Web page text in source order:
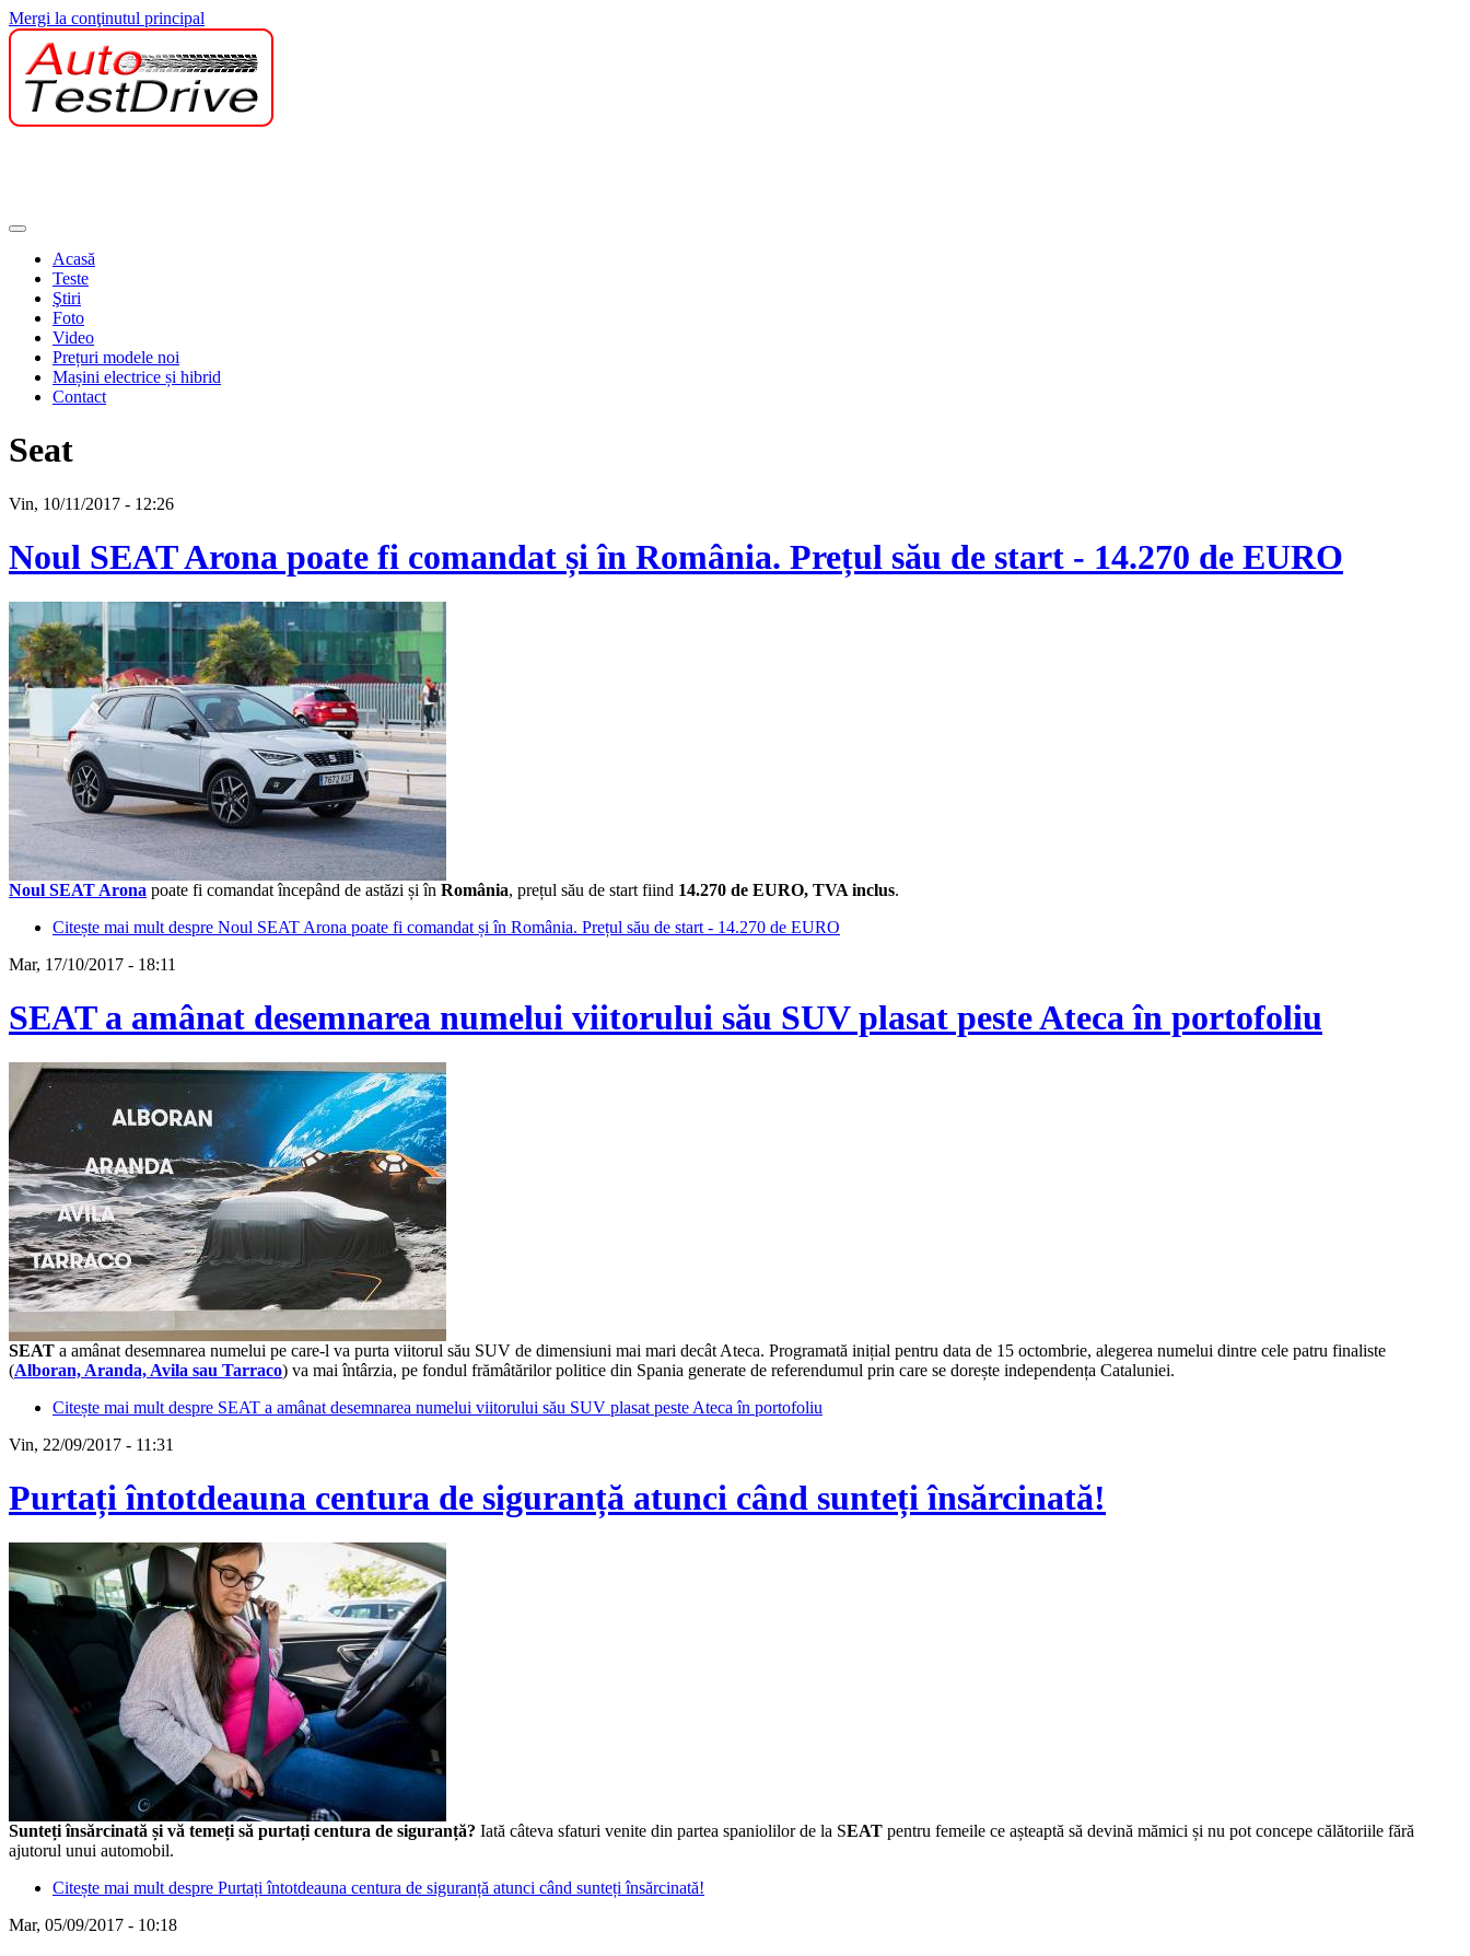
Mergi la conţinutul principal
Acasă
Teste
Ştiri
Foto
Video
Prețuri modele noi
Mașini electrice și hibrid
Contact
Seat
Vin, 10/11/2017 - 12:26
Noul SEAT Arona poate fi comandat și în România. Prețul său de start - 14.270 de EURO
Noul SEAT Arona poate fi comandat începând de astăzi și în România, prețul său de start fiind 14.270 de EURO, TVA inclus.
Citește mai mult despre Noul SEAT Arona poate fi comandat și în România. Prețul său de start - 14.270 de EURO
Mar, 17/10/2017 - 18:11
SEAT a amânat desemnarea numelui viitorului său SUV plasat peste Ateca în portofoliu
SEAT a amânat desemnarea numelui pe care-l va purta viitorul său SUV de dimensiuni mai mari decât Ateca. Programată inițial pentru data de 15 octombrie, alegerea numelui dintre cele patru finaliste
(Alboran, Aranda, Avila sau Tarraco) va mai întârzia, pe fondul frămâtărilor politice din Spania generate de referendumul prin care se dorește independența Cataluniei.
Citește mai mult despre SEAT a amânat desemnarea numelui viitorului său SUV plasat peste Ateca în portofoliu
Vin, 22/09/2017 - 11:31
Purtați întotdeauna centura de siguranță atunci când sunteți însărcinată!
Sunteți însărcinată și vă temeți să purtați centura de siguranță? Iată câteva sfaturi venite din partea spaniolilor de la SEAT pentru femeile ce așteaptă să devină mămici și nu pot concepe călătoriile fără
ajutorul unui automobil.
Citește mai mult despre Purtați întotdeauna centura de siguranță atunci când sunteți însărcinată!
Mar, 05/09/2017 - 10:18